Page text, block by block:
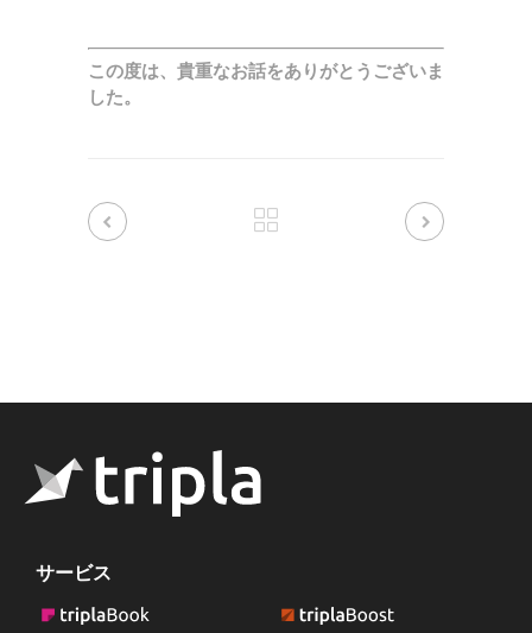
この度は、貴重なお話をありがとうございま
した。
サービス